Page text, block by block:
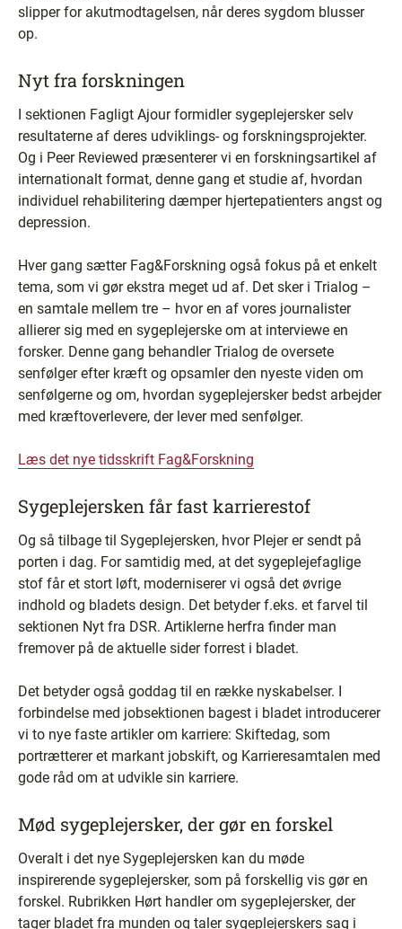
slipper for akutmodtagelsen, når deres sygdom blusser
op.
Nyt fra forskningen
I sektionen Fagligt Ajour formidler sygeplejersker selv
resultaterne af deres udviklings- og forskningsprojekter.
Og i Peer Reviewed præsenterer vi en forskningsartikel af
internationalt format, denne gang et studie af, hvordan
individuel rehabilitering dæmper hjertepatienters angst og
depression.
Hver gang sætter Fag&Forskning også fokus på et enkelt
tema, som vi gør ekstra meget ud af. Det sker i Trialog –
en samtale mellem tre – hvor en af vores journalister
allierer sig med en sygeplejerske om at interviewe en
forsker. Denne gang behandler Trialog de oversete
senfølger efter kræft og opsamler den nyeste viden om
senfølgerne og om, hvordan sygeplejersker bedst arbejder
med kræftoverlevere, der lever med senfølger.
Læs det nye tidsskrift Fag&Forskning
Sygeplejersken får fast karrierestof
Og så tilbage til Sygeplejersken, hvor Plejer er sendt på
porten i dag. For samtidig med, at det sygeplejefaglige
stof får et stort løft, moderniserer vi også det øvrige
indhold og bladets design. Det betyder f.eks. et farvel til
sektionen Nyt fra DSR. Artiklerne herfra finder man
fremover på de aktuelle sider forrest i bladet.
Det betyder også goddag til en række nyskabelser. I
forbindelse med jobsektionen bagest i bladet introducerer
vi to nye faste artikler om karriere: Skiftedag, som
portrætterer et markant jobskift, og Karrieresamtalen med
gode råd om at udvikle sin karriere.
Mød sygeplejersker, der gør en forskel
Overalt i det nye Sygeplejersken kan du møde
inspirerende sygeplejersker, som på forskellig vis gør en
forskel. Rubrikken Hørt handler om sygeplejersker, der
tager bladet fra munden og taler sygeplejerskers sag i